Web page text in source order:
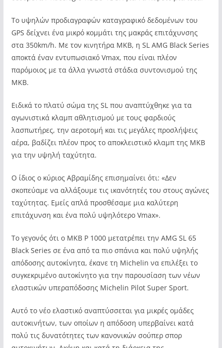
Το υψηλών προδιαγραφών καταγραφικό δεδομένων του
GPS δείχνει ένα μικρό κομμάτι της μακράς επιτάχυνσης
στα 350km/h. Με τον κινητήρα MKB, η SL AMG Black Series
αποκτά έναν εντυπωσιακό Vmax, που είναι πλέον
παρόμοιος με τα άλλα γνωστά στάδια συντονισμού της
MKB.
Ειδικά το πλατύ σώμα της SL που αναπτύχθηκε για τα
αγωνιστικά κλαμπ αθλητισμού με τους φαρδιούς
λασπωτήρες, την αεροτομή και τις μεγάλες προσλήψεις
αέρα, βαδίζει πλέον προς το αποκλειστικό κλαμπ της MKB
για την υψηλή ταχύτητα.
Ο ίδιος ο κύριος Αβραμίδης επισημαίνει ότι: «Δεν
σκοπεύαμε να αλλάξουμε τις ικανότητές του στους αγώνες
ταχύτητας. Εμείς απλά προσθέσαμε μια καλύτερη
επιτάχυνση και ένα πολύ υψηλότερο Vmax».
Το γεγονός ότι ο MKB P 1000 μετατρέπει την AMG SL 65
Black Series σε ένα από τα πιο σπάνια και πολύ υψηλής
απόδοσης αυτοκίνητα, έκανε τη Michelin να επιλέξει το
συγκεκριμένο αυτοκίνητο για την παρουσίαση των νέων
ελαστικών υπεραπόδοσης Michelin Pilot Super Sport.
Αυτό το νέο ελαστικό αναπτύσσεται για μικρές ομάδες
αυτοκινήτων, των οποίων η απόδοση υπερβαίνει κατά
πολύ τις δυνατότητες των κανονικών σούπερ σπορ